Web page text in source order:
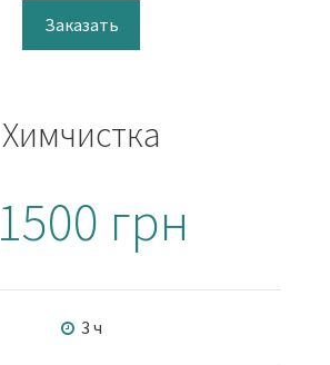
Заказать
Химчистка
1500 грн
3 ч